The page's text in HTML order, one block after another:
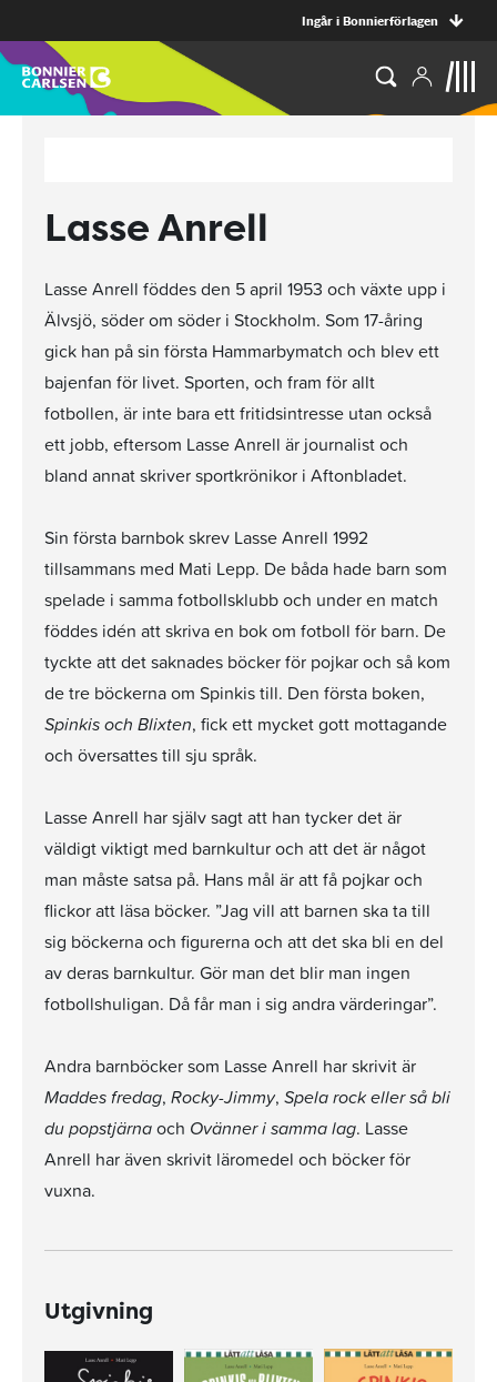
Ingår i Bonnierförlagen
Lasse Anrell
Lasse Anrell föddes den 5 april 1953 och växte upp i
Älvsjö, söder om söder i Stockholm. Som 17-åring
gick han på sin första Hammarbymatch och blev ett
bajenfan för livet. Sporten, och fram för allt
fotbollen, är inte bara ett fritidsintresse utan också
ett jobb, eftersom Lasse Anrell är journalist och
bland annat skriver sportkrönikor i Aftonbladet.
Sin första barnbok skrev Lasse Anrell 1992
tillsammans med Mati Lepp. De båda hade barn som
spelade i samma fotbollsklubb och under en match
föddes idén att skriva en bok om fotboll för barn. De
tyckte att det saknades böcker för pojkar och så kom
de tre böckerna om Spinkis till. Den första boken,
Spinkis och Blixten, fick ett mycket gott mottagande
och översattes till sju språk.
Lasse Anrell har själv sagt att han tycker det är
väldigt viktigt med barnkultur och att det är något
man måste satsa på. Hans mål är att få pojkar och
flickor att läsa böcker. ”Jag vill att barnen ska ta till
sig böckerna och figurerna och att det ska bli en del
av deras barnkultur. Gör man det blir man ingen
fotbollshuligan. Då får man i sig andra värderingar”.
Andra barnböcker som Lasse Anrell har skrivit är
Maddes fredag, Rocky-Jimmy, Spela rock eller så bli
du popstjärnaoch Ovänner i samma lag. Lasse
Anrell har även skrivit läromedel och böcker för
vuxna.
Utgivning